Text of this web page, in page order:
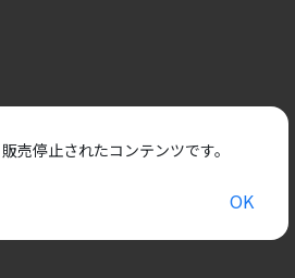
販売停止されたコンテンツです。
OK